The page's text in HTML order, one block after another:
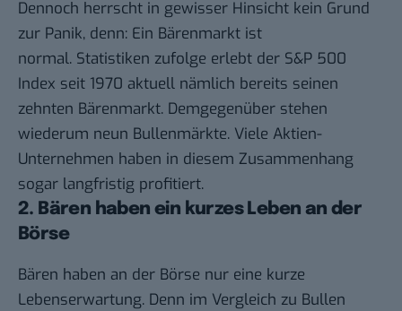
Dennoch herrscht in gewisser Hinsicht kein Grund
zur Panik, denn: Ein Bärenmarkt ist
normal. Statistiken zufolge erlebt der S&P 500
Index seit 1970 aktuell nämlich bereits seinen
zehnten Bärenmarkt. Demgegenüber stehen
wiederum neun Bullenmärkte. Viele Aktien-
Unternehmen haben in diesem Zusammenhang
sogar langfristig profitiert.
2. Bären haben ein kurzes Leben an der
Börse
Bären haben an der Börse nur eine kurze
Lebenserwartung. Denn im Vergleich zu Bullen